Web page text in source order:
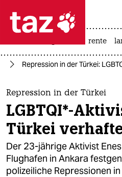
 taz zahl
taz zahl ich
themen
politik
öko
gesellschaft
rente
Repression in der Türkei:
Repression in der Türkei
LGBTQI*-
Türkei
Der 23-jährige Aktivist
Flughafen in Ankara
polizeiliche Repressionen